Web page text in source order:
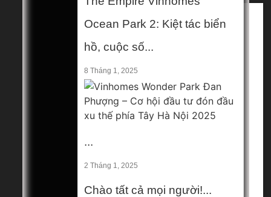
Mega Menu 1
Mega Menu 2
Hà Nội
Miền Bắc
Ocean Park 2: Kiệt tác biển
hồ, cuộc số...
8 Tháng 1, 2025
...
2 Tháng 1, 2025
Chào tất cả mọi người!...